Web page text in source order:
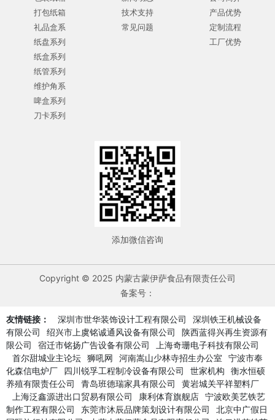
打包纸箱
礼品盒系
纸盘系列
纸盒系列
纸管系列
维护角系
啤盒系列
刀卡系列
技术支持
常见问题
产品优势
定制流程
工厂优势
添加微信咨询
Copyright © 2025 内蒙古蒙伊萨食品有限责任公司
备案号：
友情链接： 深圳市世华装饰设计工程有限公司
深圳铁王机械设备
有限公司
绍兴市上虞铭诚通风设备有限公司
陕西蓝得兴再生资源有
限公司
宿迁市铭扬广告设备有限公司
上海奇珊电子科技有限公司
首尔甜城业主论坛 狮吼网 河南嵩山少林寺招生办公室
宁波市奉
化森信电炉厂
四川锐孚工程制冷设备有限公司 世家机构
衡水恒硕
养殖有限责任公司
青岛班德瑞家具有限公司
黄岩城关平祥塑料厂
上海泛鑫源进出口贸易有限公司
康利体育旗舰店 宁波欧美艺铁艺
制作工程有限公司
东莞市沐辰品牌策划设计有限公司
北京中广假日